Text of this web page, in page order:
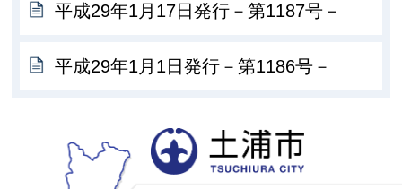
平成29年1月17日発行－第1187号－
平成29年1月1日発行－第1186号－